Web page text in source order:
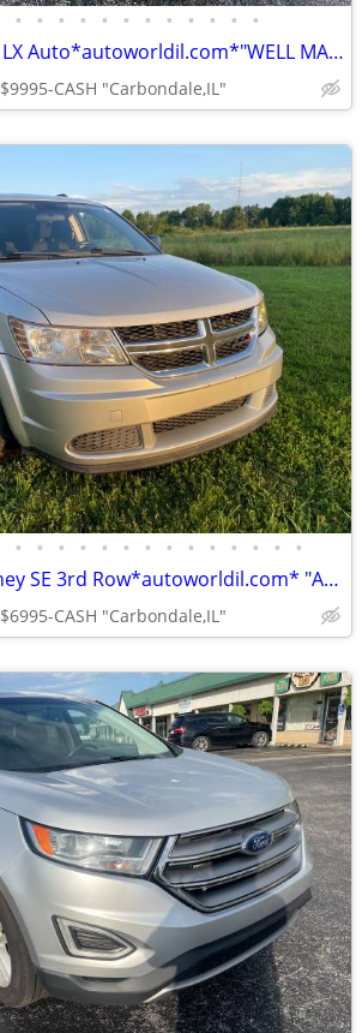
• • • • • • • • • • • •
2014 Honda Civic LX Auto*autoworldil.com*"WELL MAINTAINED/LOW MILEAGE"
$9995-CASH "Carbondale,IL"
• • • • • • • • • • • • • •
2014 Dodge Journey SE 3rd Row*autoworldil.com* "AFFORDABLE FAMILY SUV"
$6995-CASH "Carbondale,IL"